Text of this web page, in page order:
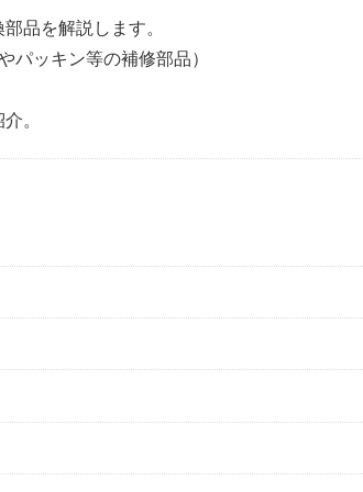
品を解説します。
パッキン等の補修部品）
。